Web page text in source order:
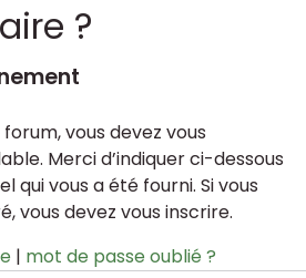
?
vous devez vous
Merci d’indiquer ci-dessous
qui vous a été fourni. Si vous
vous devez vous inscrire.
| mot de passe oublié ?